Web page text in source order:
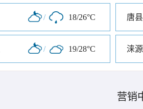
/ 18/26°C
/ 19/28°C 涞
营销